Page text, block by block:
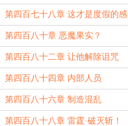
第四百七十八章 这才是度假的感
觉！
第四百八十章 恶魔果实？
第四百八十二章 让他解除诅咒
第四百八十四章 内部人员
第四百八十六章 制造混乱
第四百八十八章 雷霆·破灭斩！